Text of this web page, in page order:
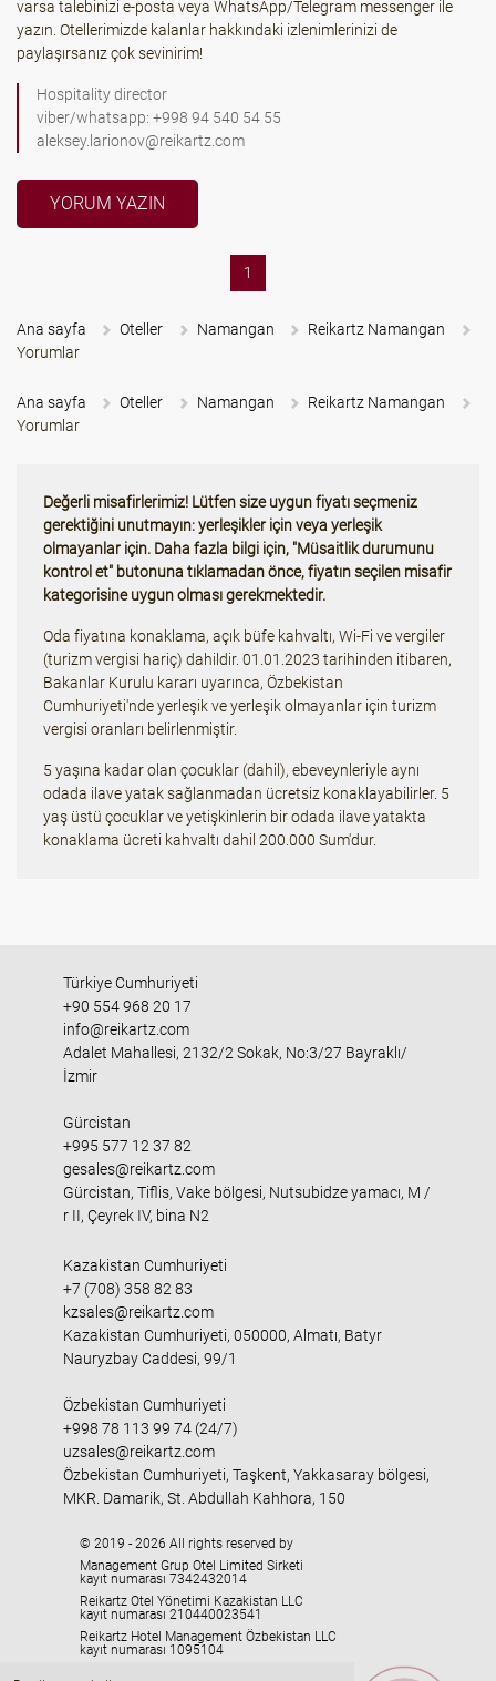
varsa talebinizi e-posta veya WhatsApp/Telegram messenger ile
yazın. Otellerimizde kalanlar hakkındaki izlenimlerinizi de
paylaşırsanız çok sevinirim!
Hospitality director
viber/whatsapp: +998 94 540 54 55
aleksey.larionov@reikartz.com
YORUM YAZIN
1
Ana sayfa Oteller Namangan
Reikartz Namangan
Yorumlar
Ana sayfa Oteller Namangan
Reikartz Namangan
Yorumlar
Değerli misafirlerimiz! Lütfen size uygun fiyatı seçmeniz
gerektiğini unutmayın: yerleşikler için veya yerleşik
olmayanlar için. Daha fazla bilgi için, "Müsaitlik durumunu
kontrol et" butonuna tıklamadan önce, fiyatın seçilen misafir
kategorisine uygun olması gerekmektedir.
Oda fiyatına konaklama, açık büfe kahvaltı, Wi-Fi ve vergiler
(turizm vergisi hariç) dahildir. 01.01.2023 tarihinden itibaren,
Bakanlar Kurulu kararı uyarınca, Özbekistan
Cumhuriyeti'nde yerleşik ve yerleşik olmayanlar için turizm
vergisi oranları belirlenmiştir.
5 yaşına kadar olan çocuklar (dahil), ebeveynleriyle aynı
odada ilave yatak sağlanmadan ücretsiz konaklayabilirler. 5
yaş üstü çocuklar ve yetişkinlerin bir odada ilave yatakta
konaklama ücreti kahvaltı dahil 200.000 Sum'dur.
Türkiye Cumhuriyeti
+90 554 968 20 17
info@reikartz.com
Adalet Mahallesi, 2132/2 Sokak, No:3/27 Bayraklı/
İzmir
Gürcistan
+995 577 12 37 82
gesales@reikartz.com
Gürcistan, Tiflis, Vake bölgesi, Nutsubidze yamacı, M /
r II, Çeyrek IV, bina N2
Kazakistan Cumhuriyeti
+7 (708) 358 82 83
kzsales@reikartz.com
Kazakistan Cumhuriyeti, 050000, Almatı, Batyr
Nauryzbay Caddesi, 99/1
Özbekistan Cumhuriyeti
+998 78 113 99 74 (24/7)
uzsales@reikartz.com
Özbekistan Cumhuriyeti, Taşkent, Yakkasaray bölgesi,
MKR. Damarik, St. Abdullah Kahhora, 150
© 2019 - 2026 All rights reserved by
Management Grup Otel Limited Sirketi
kayıt numarası 7342432014
Reikartz Otel Yönetimi Kazakistan LLC
kayıt numarası 210440023541
Reikartz Hotel Management Özbekistan LLC
kayıt numarası 1095104